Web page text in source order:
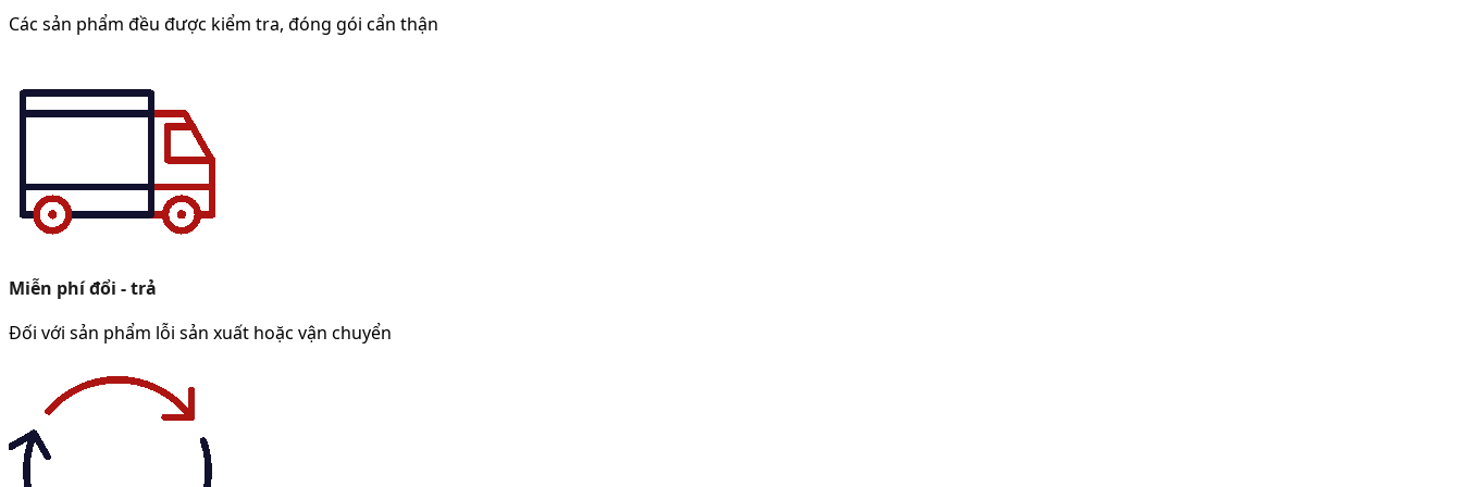
Các sản phẩm đều được kiểm tra, đóng gói cẩn thận
Miễn phí đổi - trả
Đối với sản phẩm lỗi sản xuất hoặc vận chuyển